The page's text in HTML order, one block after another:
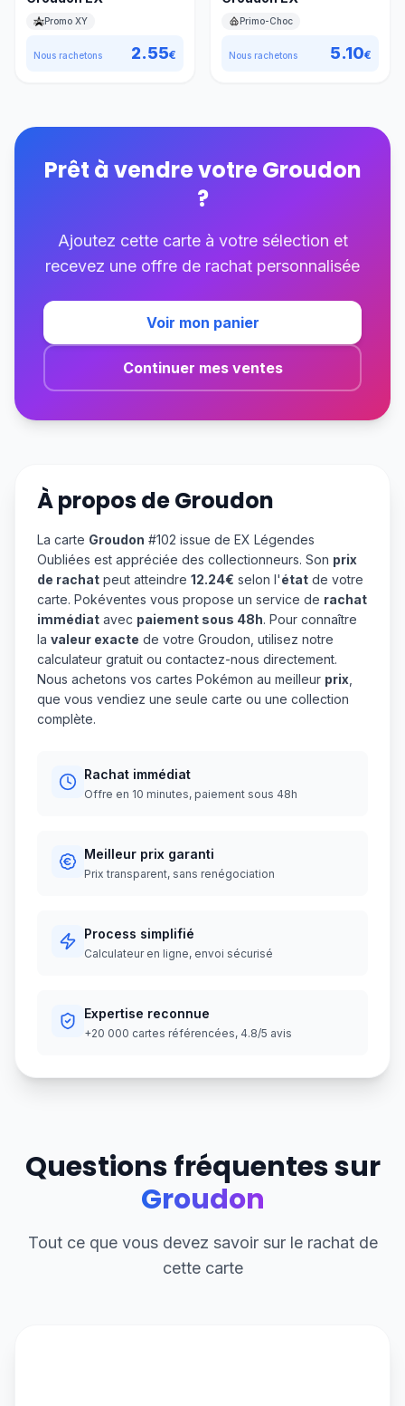
Promo XY
Nous rachetons 2.55€
Primo-Choc
Nous rachetons 5.10€
Prêt à vendre votreGroudon
?
Ajoutez cette carte à votre sélection et
recevez une offre de rachat personnalisée
Voir mon panier
Continuer mes ventes
À propos deGroudon
La carte Groudon #102 issue de EX Légendes
Oubliées est appréciée des collectionneurs. Son prix
de rachat peut atteindre 12.24€ selon l'état de votre
carte. Pokéventes vous propose un service de rachat
immédiat avec paiement sous 48h. Pour connaître
la valeur exacte de votre Groudon, utilisez notre
calculateur gratuit ou contactez-nous directement.
Nous achetons vos cartes Pokémon au meilleur prix
que vous vendiez une seule carte ou une collection
complète.
Rachat immédiat
Offre en 10 minutes, paiement sous 48h
Meilleur prix garanti
Prix transparent, sans renégociation
Process simplifié
Calculateur en ligne, envoi sécurisé
Expertise reconnue
+20 000 cartes référencées, 4.8/5 avis
Questions fréquentes sur
Groudon
Tout ce que vous devez savoir sur le rachat de
cette carte